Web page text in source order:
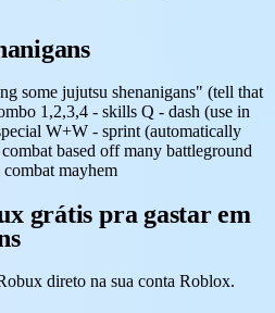
some jujutsu shenanigans" (tell that
1,2,3,4 - skills Q - dash (use in
W+W - sprint (automatically
based off many battleground
mayhem
grátis pra gastar em
direto na sua conta Roblox.